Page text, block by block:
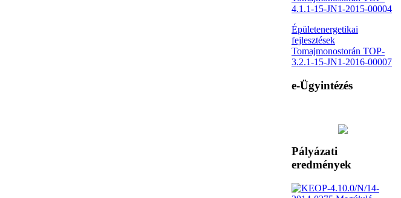
4.1.1-15-JN1-2015-00004
Épületenergetikai
fejlesztések
Tomajmonostorán TOP-
3.2.1-15-JN1-2016-00007
e-Ügyintézés
Pályázati
eredmények